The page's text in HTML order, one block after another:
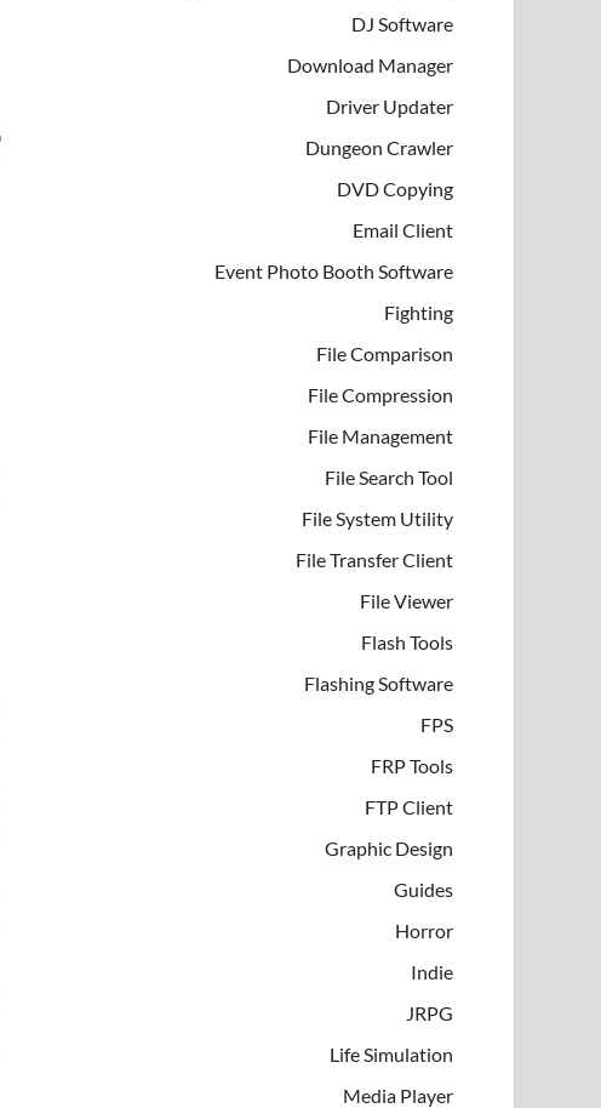
DJ Software
Download Manager
Driver Updater
Dungeon Crawler
DVD Copying
Email Client
Event Photo Booth Software
Fighting
File Comparison
File Compression
File Management
File Search Tool
File System Utility
File Transfer Client
File Viewer
Flash Tools
Flashing Software
FPS
FRP Tools
FTP Client
Graphic Design
Guides
Horror
Indie
JRPG
Life Simulation
Media Player